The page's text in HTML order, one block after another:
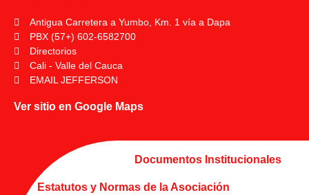
Antigua Carretera a Yumbo, Km. 1 vía a Dapa
PBX (57+) 602-6582700
Directorios
Cali - Valle del Cauca
EMAIL JEFFERSON
Ver sitio en Google Maps
Documentos Institucionales
Estatutos y Normas de la Asociación